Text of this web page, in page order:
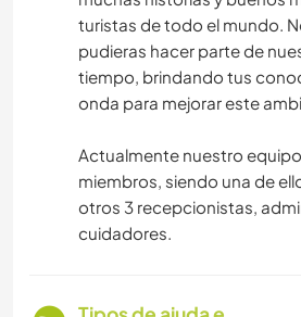
turistas de todo el mundo.
pudieras hacer parte de
tiempo, brindando tus
onda para mejorar este
Actualmente nuestro
miembros, siendo una de
otros 3 recepcionistas,
cuidadores.